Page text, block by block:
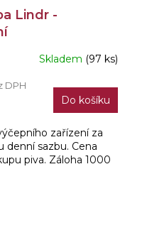
Lindr -
Skladem (97 ks)
DPH
Do košíku
zařízení za
denní sazbu. Cena
piva. Záloha 1000